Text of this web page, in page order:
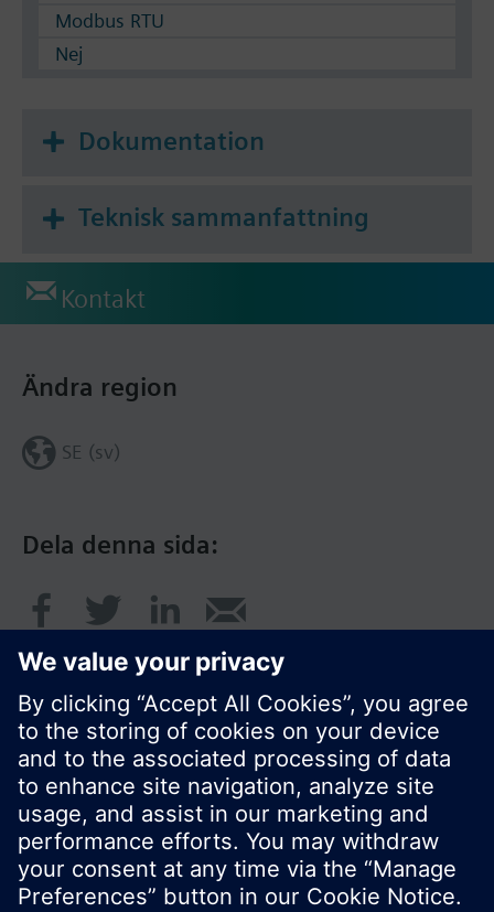
Modbus RTU
Nej
Dokumentation
Teknisk sammanfattning
Kontakt
Dela denna sida:
Ändra region
SE (sv)
© Siemens AB, Building Technologies Division,
CPS - 2017
Produktportfölj och priser kan variera mellan